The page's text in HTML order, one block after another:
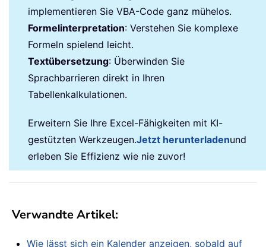
implementieren Sie VBA-Code ganz mühelos.
Formelinterpretation: Verstehen Sie komplexe
Formeln spielend leicht.
Textübersetzung: Überwinden Sie
Sprachbarrieren direkt in Ihren
Tabellenkalkulationen.
Erweitern Sie Ihre Excel-Fähigkeiten mit KI-
gestützten Werkzeugen.Jetzt herunterladenund
erleben Sie Effizienz wie nie zuvor!
Verwandte Artikel:
Wie lässt sich ein Kalender anzeigen, sobald auf